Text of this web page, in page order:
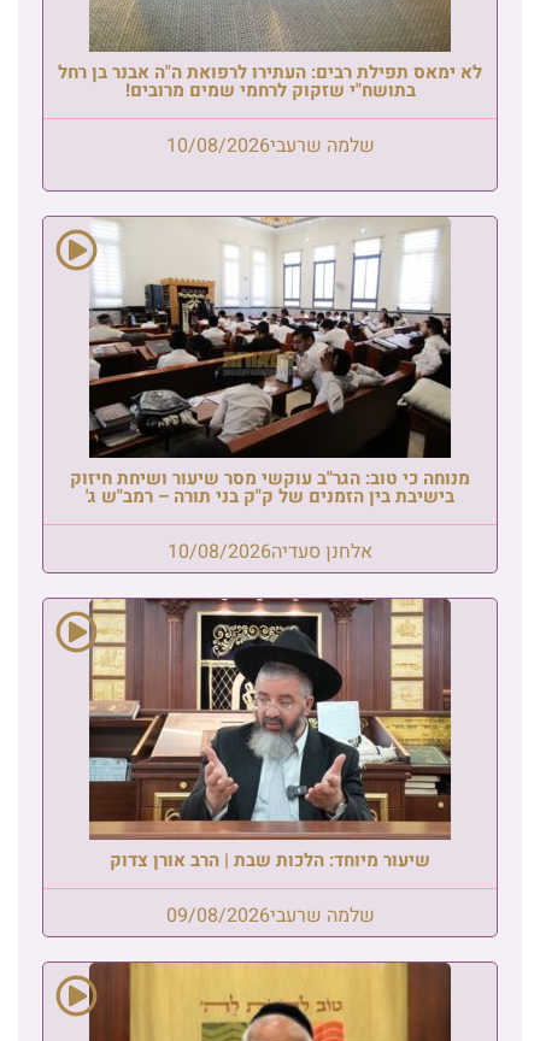
לא ימאס תפילת רבים: העתירו לרפואת ה"ה אבנר בן רחל
בתושח"י שזקוק לרחמי שמים מרובים!
שלמה שרעבי10/08/2026
מנוחה כי טוב: הגר"ב עוקשי מסר שיעור ושיחת חיזוק
בישיבת בין הזמנים של ק"ק בני תורה – רמב"ש ג'
אלחנן סעדיה10/08/2026
שיעור מיוחד: הלכות שבת | הרב אורן צדוק
שלמה שרעבי09/08/2026